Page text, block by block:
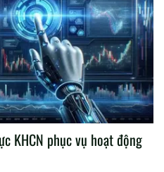
KHCN phục vụ hoạt động